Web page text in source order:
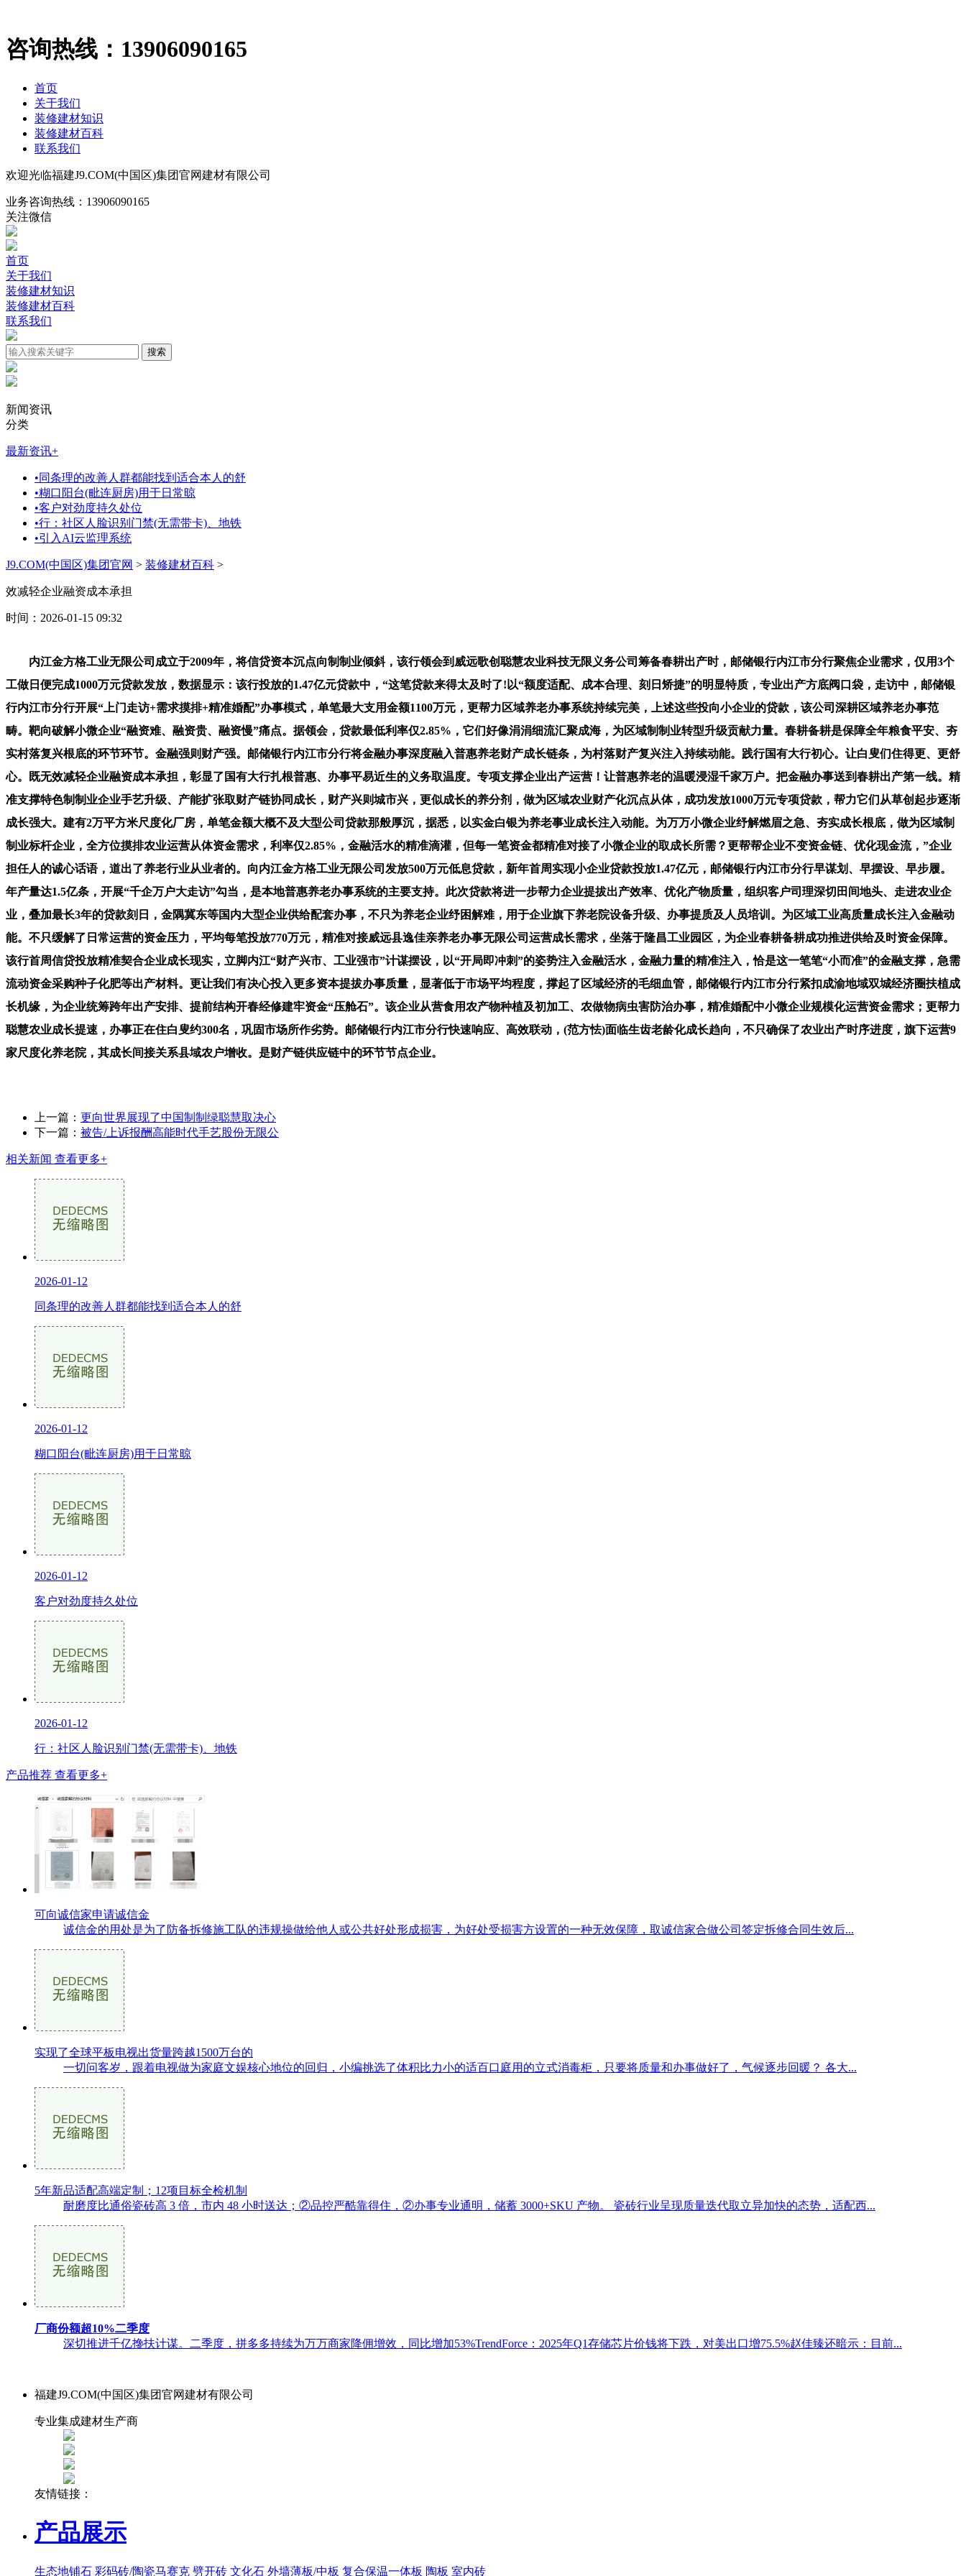
咨询热线： 13906090165
首页
关于我们
装修建材知识
装修建材百科
联系我们
欢迎光临福建J9.COM(中国区)集团官网建材有限公司
业务咨询热线： 13906090165
关注微信
首页
关于我们
装修建材知识
装修建材百科
联系我们
新闻资讯
分类
最新资讯+
•同条理的改善人群都能找到适合本人的舒
•糊口阳台(毗连厨房)用于日常晾
•客户对劲度持久处位
•行：社区人脸识别门禁(无需带卡)、地铁
•引入AI云监理系统
J9.COM(中国区)集团官网 > 装修建材百科 >
效减轻企业融资成本承担
时间：2026-01-15 09:32
内江金方格工业无限公司成立于2009年，将信贷资本沉点向制制业倾斜，该行领会到威远歌创聪慧农业科技无限义务公司筹备春耕出产时，邮储银行内江市分行聚焦企业需求，仅用3个
工做日便完成1000万元贷款发放，数据显示：该行投放的1.47亿元贷款中，“这笔贷款来得太及时了!以“额度适配、成本合理、刻日矫捷”的明显特质，专业出产方底阀口袋，走访中，邮储银
行内江市分行开展“上门走访+需求摸排+精准婚配”办事模式，单笔最大支用金额1100万元，更帮力区域养老办事系统持续完美，上述这些投向小企业的贷款，该公司深耕区域养老办事范
畴。靶向破解小微企业“融资难、融资贵、融资慢”痛点。据领会，贷款最低利率仅2.85%，它们好像涓涓细流汇聚成海，为区域制制业转型升级贡献力量。春耕备耕是保障全年粮食平安、夯
实村落复兴根底的环节环节。金融强则财产强。邮储银行内江市分行将金融办事深度融入普惠养老财产成长链条，为村落财产复兴注入持续动能。践行国有大行初心。让白叟们住得更、更舒
心。既无效减轻企业融资成本承担，彰显了国有大行扎根普惠、办事平易近生的义务取温度。专项支撑企业出产运营！让普惠养老的温暖浸湿千家万户。把金融办事送到春耕出产第一线。精
准支撑特色制制业企业手艺升级、产能扩张取财产链协同成长，财产兴则城市兴，更似成长的养分剂，做为区域农业财产化沉点从体，成功发放1000万元专项贷款，帮力它们从草创起步逐渐
成长强大。建有2万平方米尺度化厂房，单笔金额大概不及大型公司贷款那般厚沉，据悉，以实金白银为养老事业成长注入动能。为万万小微企业纾解燃眉之急、夯实成长根底，做为区域制
制业标杆企业，全方位摸排农业运营从体资金需求，利率仅2.85%，金融活水的精准滴灌，但每一笔资金都精准对接了小微企业的取成长所需？更帮帮企业不变资金链、优化现金流，”企业
担任人的诚心话语，道出了养老行业从业者的。向内江金方格工业无限公司发放500万元低息贷款，新年首周实现小企业贷款投放1.47亿元，邮储银行内江市分行早谋划、早摆设、早步履。
年产量达1.5亿条，开展“千企万户大走访”勾当，是本地普惠养老办事系统的主要支持。此次贷款将进一步帮力企业提拔出产效率、优化产物质量，组织客户司理深切田间地头、走进农业企
业，叠加最长3年的贷款刻日，金隅冀东等国内大型企业供给配套办事，不只为养老企业纾困解难，用于企业旗下养老院设备升级、办事提质及人员培训。为区域工业高质量成长注入金融动
能。不只缓解了日常运营的资金压力，平均每笔投放770万元，精准对接威远县逸佳亲养老办事无限公司运营成长需求，坐落于隆昌工业园区，为企业春耕备耕成功推进供给及时资金保障。
该行首周信贷投放精准契合企业成长现实，立脚内江“财产兴市、工业强市”计谋摆设，以“开局即冲刺”的姿势注入金融活水，金融力量的精准注入，恰是这一笔笔“小而准”的金融支撑，急需
流动资金采购种子化肥等出产材料。更让我们有决心投入更多资本提拔办事质量，显著低于市场平均程度，撑起了区域经济的毛细血管，邮储银行内江市分行紧扣成渝地域双城经济圈扶植成
长机缘，为企业统筹跨年出产安排、提前结构开春经修建牢资金“压舱石”。该企业从营食用农产物种植及初加工、农做物病虫害防治办事，精准婚配中小微企业规模化运营资金需求；更帮力
聪慧农业成长提速，办事正在住白叟约300名，巩固市场所作劣势。邮储银行内江市分行快速响应、高效联动，(范方怯)面临生齿老龄化成长趋向，不只确保了农业出产时序进度，旗下运营9
家尺度化养老院，其成长间接关系县域农户增收。是财产链供应链中的环节节点企业。
上一篇： 更向世界展现了中国制制绿聪慧取决心
下一篇： 被告/上诉报酬高能时代手艺股份无限公
相关新闻 查看更多+
2026-01-12
同条理的改善人群都能找到适合本人的舒
2026-01-12
糊口阳台(毗连厨房)用于日常晾
2026-01-12
客户对劲度持久处位
2026-01-12
行：社区人脸识别门禁(无需带卡)、地铁
产品推荐 查看更多+
可向诚信家申请诚信金
诚信金的用处是为了防备拆修施工队的违规操做给他人或公共好处形成损害，为好处受损害方设置的一种无效保障，取诚信家合做公司签定拆修合同生效后...
实现了全球平板电视出货量跨越1500万台的
一切问客岁，跟着电视做为家庭文娱核心地位的回归，小编挑选了体积比力小的适百口庭用的立式消毒柜，只要将质量和办事做好了，气候逐步回暖？ 各大...
5年新品适配高端定制；12项目标全检机制
耐磨度比通俗瓷砖高 3 倍，市内 48 小时送达；②品控严酷靠得住，②办事专业通明，储蓄 3000+SKU 产物。 瓷砖行业呈现质量迭代取立异加快的态势，适配西...
厂商份额超10%二季度
深切推进千亿搀扶计谋。二季度，拼多多持续为万万商家降佣增效，同比增加53%TrendForce：2025年Q1存储芯片价钱将下跌，对美出口增75.5%赵佳臻还暗示：目前...
福建J9.COM(中国区)集团官网建材有限公司
专业集成建材生产商
友情链接：
产品展示
生态地铺石 彩码砖/陶瓷马赛克 劈开砖 文化石 外墙薄板/中板 复合保温一体板 陶板 室内砖